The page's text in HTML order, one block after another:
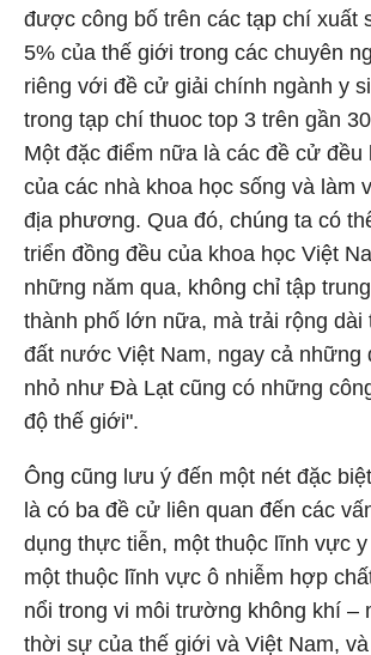
được công bố trên các tạp chí xuất
5% của thế giới trong các chuyên
riêng với đề cử giải chính ngành y
trong tạp chí thuoc top 3 trên gần
Một đặc điểm nữa là các đề cử đều
của các nhà khoa học sống và làm
địa phương. Qua đó, chúng ta có
triển đồng đều của khoa học Việt
những năm qua, không chỉ tập
thành phố lớn nữa, mà trải rộng dài
đất nước Việt Nam, ngay cả những
nhỏ như Đà Lạt cũng có những
độ thế giới".
Ông cũng lưu ý đến một nét đặc
là có ba đề cử liên quan đến các
dụng thực tiễn, một thuộc lĩnh vực
một thuộc lĩnh vực ô nhiễm hợp
nổi trong vi môi trường không khí –
thời sự của thế giới và Việt Nam,